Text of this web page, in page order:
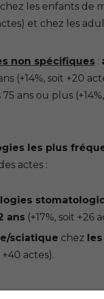
chez les enfants de
et chez les
non spécifiques :
(+14%, soit +20
ans ou plus
les plus
actes :
ans (+17%, soit +26
sciatique chez
+40 actes).